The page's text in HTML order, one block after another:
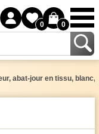
0 0
abat-jour en tissu,